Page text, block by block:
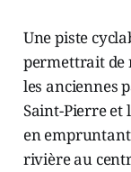
Une piste
permettrait de
les anciennes
Saint-Pierre et
en
rivière au